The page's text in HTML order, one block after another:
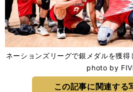
ネーションズリーグで銀メダルを獲
photo by
この記事に関連する